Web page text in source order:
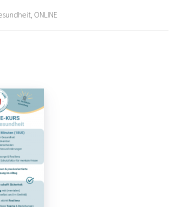
ONLINE